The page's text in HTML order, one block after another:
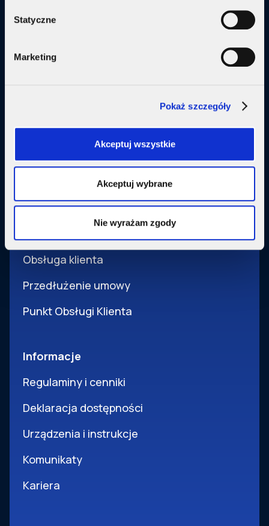
Statyczne
Marketing
Pokaż szczegóły
Akceptuj wszystkie
Akceptuj wybrane
Nie wyrażam zgody
Internet + plan komórkowy
Małe firmy
SupermediaGo
Pomoc i obsługa
Obsługa klienta
Przedłużenie umowy
Punkt Obsługi Klienta
Informacje
Regulaminy i cenniki
Deklaracja dostępności
Urządzenia i instrukcje
Komunikaty
Kariera